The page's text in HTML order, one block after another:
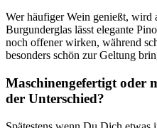
Wer häufiger Wein genießt, wird
Burgunderglas lässt elegante
noch offener wirken, während
besonders schön zur Geltung
Maschinengefertigt oder
der Unterschied?